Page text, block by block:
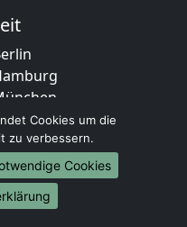
am Main
Cookies um die
zu verbessern.
Cookies